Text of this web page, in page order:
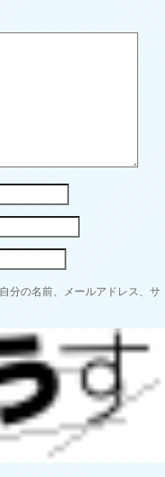
分の名前、メールアドレス、サ